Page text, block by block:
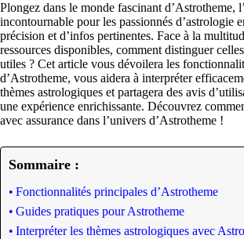
Plongez dans le monde fascinant d’Astrotheme,
incontournable pour les passionnés d’astrologie
précision et d’infos pertinentes. Face à la
ressources disponibles, comment distinguer
utiles ? Cet article vous dévoilera les
d’Astrotheme, vous aidera à interpréter
thèmes astrologiques et partagera des avis
une expérience enrichissante. Découvrez
avec assurance dans l’univers d’Astrotheme !
Sommaire :
Fonctionnalités principales d’Astrotheme
Guides pratiques pour Astrotheme
Interpréter les thèmes astrologiques avec